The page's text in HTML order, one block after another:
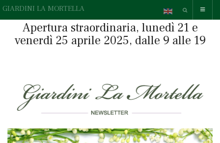
GIARDINI LA MORTELLA
Apertura straordinaria, lunedì 21 e
venerdì 25 aprile 2025, dalle 9 alle 19